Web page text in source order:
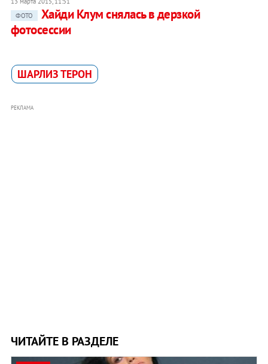
ФОТО
Хайди Клум снялась в дерзкой
фотосессии
ШАРЛИЗ ТЕРОН
РЕКЛАМА
ЧИТАЙТЕ В РАЗДЕЛЕ